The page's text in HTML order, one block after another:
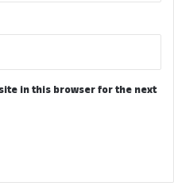
in this browser for the next